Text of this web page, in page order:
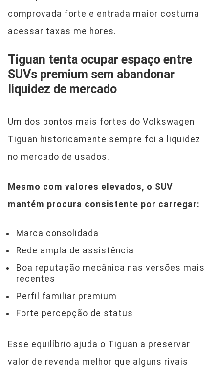
comprovada forte e entrada maior costuma
acessar taxas melhores.
Tiguan tenta ocupar espaço entre
SUVs premium sem abandonar
liquidez de mercado
Um dos pontos mais fortes do Volkswagen
Tiguan historicamente sempre foi a liquidez
no mercado de usados.
Mesmo com valores elevados, o SUV
mantém procura consistente por carregar:
Marca consolidada
Rede ampla de assistência
Boa reputação mecânica nas versões mais
recentes
Perfil familiar premium
Forte percepção de status
Esse equilíbrio ajuda o Tiguan a preservar
valor de revenda melhor que alguns rivais